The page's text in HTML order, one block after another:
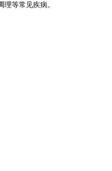
理等常见疾病。